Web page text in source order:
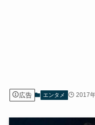
広告 エンタメ 2017